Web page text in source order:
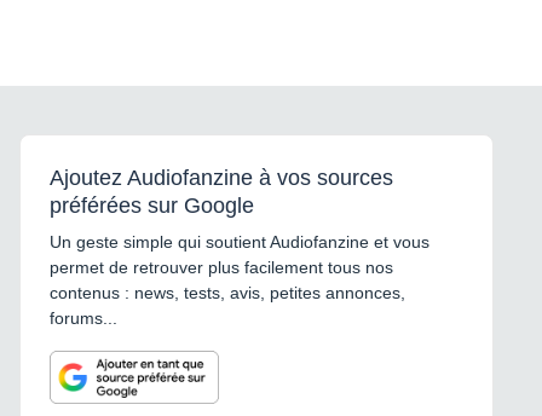
Ajoutez Audiofanzine à vos sources
préférées sur Google
Un geste simple qui soutient Audiofanzine et vous
permet de retrouver plus facilement tous nos
contenus : news, tests, avis, petites annonces,
forums...